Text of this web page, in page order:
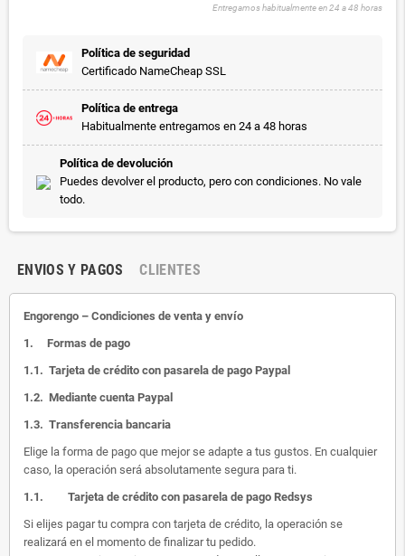
Entregamos habitualmente en 24 a 48 horas
Política de seguridad
Certificado NameCheap SSL
Política de entrega
Habitualmente entregamos en 24 a 48 horas
Política de devolución
Puedes devolver el producto, pero con condiciones. No vale
todo.
ENVIOS Y PAGOS CLIENTES
Engorengo – Condiciones de venta y envío
1. Formas de pago
1.1. Tarjeta de crédito con pasarela de pago Paypal
1.2. Mediante cuenta Paypal
1.3. Transferencia bancaria
Elige la forma de pago que mejor se adapte a tus gustos. En cualquier
caso, la operación será absolutamente segura para ti.
1.1. Tarjeta de crédito con pasarela de pago Redsys
Si elijes pagar tu compra con tarjeta de crédito, la operación se
realizará en el momento de finalizar tu pedido.